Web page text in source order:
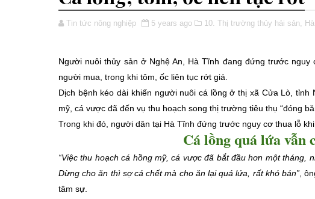
Tin tức nông nghiệp 5 years ago 10. Thị trường thủy hải sản,
Người nuôi thủy sản ở Nghệ An, Hà Tĩnh đang đứng trước
người mua, trong khi tôm, ốc liên tục rớt giá.
Dịch bệnh kéo dài khiến người nuôi cá lồng ở thị xã Cửa Lò, tỉnh
mỹ, cá vược đã đến vụ thu hoạch song thị trường tiêu thụ “đóng
Trong khi đó, người dân tại Hà Tĩnh đứng trước nguy cơ thua lỗ
Cá lồng quá lứa vẫn
“Việc thu hoạch cá hồng mỹ, cá vược đã bắt đầu hơn một tháng,
Dừng cho ăn thì sợ cá chết mà cho ăn lại quá lứa, rất khó bán”,
tâm sự.